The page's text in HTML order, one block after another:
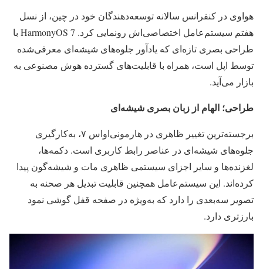
هواوی در کنفرانس سالانه توسعه‌دهندگان خود در چین، از نسل
هفتم سیستم‌عامل اختصاصی‌اش رونمایی کرد. HarmonyOS 7 با
طراحی بصری تازه‌ای که یادآور جلوه‌های شیشه‌ای معرفی‌شده
توسط اپل است، همراه با قابلیت‌های گسترده هوش مصنوعی به
بازار می‌آید.
طراحی؛ الهام از زبان بصری شیشه‌ای
برجسته‌ترین تغییر ظاهری در هارمونی‌اواس ۷، به‌کارگیری
جلوه‌های شیشه‌ای در عناصر رابط کاربری است. دکمه‌ها،
لغزنده‌ها و سایر اجزای سیستمی ظاهری مات و شیشه‌گون پیدا
کرده‌اند. این سیستم‌عامل همچنین قابلیت تبدیل هر صحنه به
تصویر سه‌بعدی را دارد که به‌ویژه در صفحه قفل گوشی نمود
بارزتری دارد.